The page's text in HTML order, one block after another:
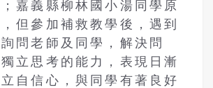
嘉義縣柳林國小湯同學原
但參加補救教學後，遇到
問老師及同學，解決問
立思考的能力，表現日漸
自信心，與同學有著良好